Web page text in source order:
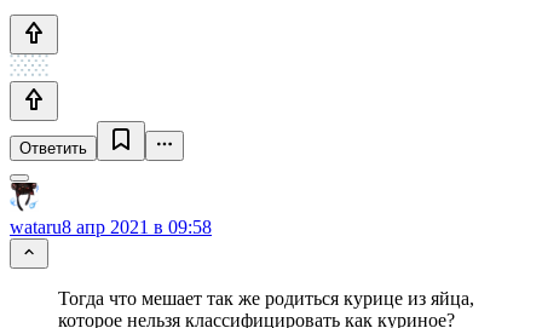
Ответить
wataru8 апр 2021 в 09:58
Тогда что мешает так же родиться курице из яйца,
которое нельзя классифицировать как куриное?